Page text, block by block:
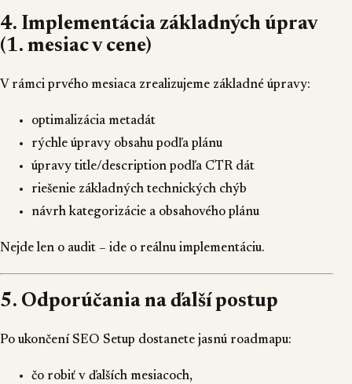
4. Implementácia základných úprav
(1. mesiac v cene)
V rámci prvého mesiaca zrealizujeme základné úpravy:
optimalizácia metadát
rýchle úpravy obsahu podľa plánu
úpravy title/description podľa CTR dát
riešenie základných technických chýb
návrh kategorizácie a obsahového plánu
Nejde len o audit – ide o reálnu implementáciu.
5. Odporúčania na ďalší postup
Po ukončení SEO Setup dostanete jasnú roadmapu:
čo robiť v ďalších mesiacoch,